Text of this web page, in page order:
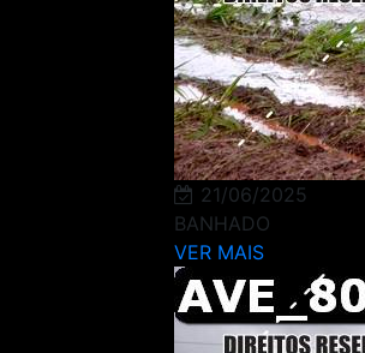
21/06/2025
BANHADO
VER MAIS